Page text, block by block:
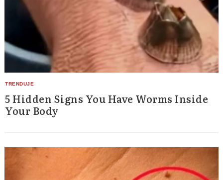
5 Hidden Signs You Have Worms Inside
Your Body